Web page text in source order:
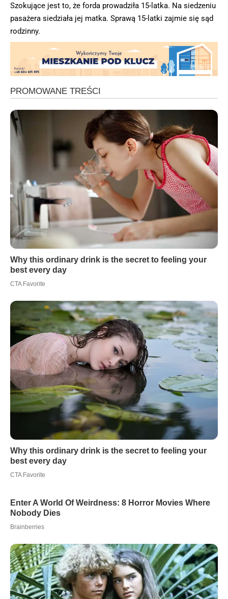
Szokujące jest to, że forda prowadziła 15-latka. Na siedzeniu
pasażera siedziała jej matka. Sprawą 15-latki zajmie się sąd
rodzinny.